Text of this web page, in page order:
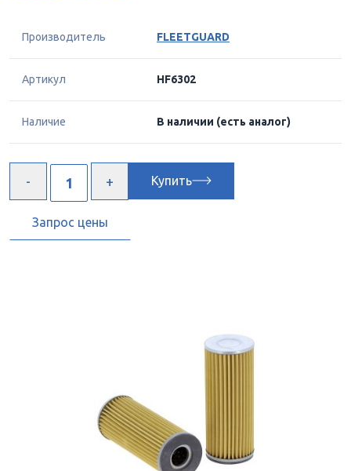
Производитель FLEETGUARD
Артикул HF6302
Наличие В наличии (есть аналог)
Купить
Запрос цены